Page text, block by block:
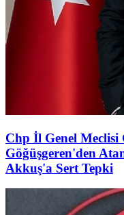
Chp İl Genel Meclisi
Göğüşgeren'den
Akkuş'a Sert Tepki